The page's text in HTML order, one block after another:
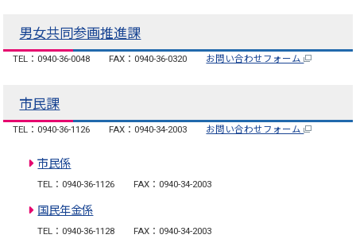
男女共同参画推進課
TEL：0940-36-0048 FAX：0940-36-0320 お問い合わせフォーム
市民課
TEL：0940-36-1126 FAX：0940-34-2003 お問い合わせフォーム
市民係
TEL：0940-36-1126 FAX：0940-34-2003
国民年金係
TEL：0940-36-1128 FAX：0940-34-2003